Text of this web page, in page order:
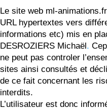
Le site web ml-
URL hypertextes vers
informations etc) mis en
DESROZIERS Michaël .
ne peut pas controler
sites ainsi consultés et
de ce fait concernant les
interdits.
L’utilisateur est donc